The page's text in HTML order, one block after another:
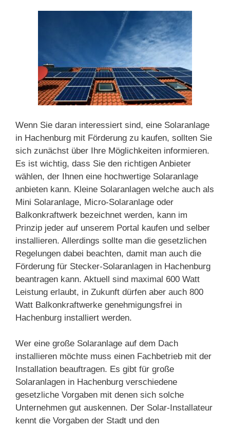
Wenn Sie daran interessiert sind, eine Solaranlage
in Hachenburg mit Förderung zu kaufen, sollten Sie
sich zunächst über Ihre Möglichkeiten informieren.
Es ist wichtig, dass Sie den richtigen Anbieter
wählen, der Ihnen eine hochwertige Solaranlage
anbieten kann. Kleine Solaranlagen welche auch als
Mini Solaranlage, Micro-Solaranlage oder
Balkonkraftwerk bezeichnet werden, kann im
Prinzip jeder auf unserem Portal kaufen und selber
installieren. Allerdings sollte man die gesetzlichen
Regelungen dabei beachten, damit man auch die
Förderung für Stecker-Solaranlagen in Hachenburg
beantragen kann. Aktuell sind maximal 600 Watt
Leistung erlaubt, in Zukunft dürfen aber auch 800
Watt Balkonkraftwerke genehmigungsfrei in
Hachenburg installiert werden.
Wer eine große Solaranlage auf dem Dach
installieren möchte muss einen Fachbetrieb mit der
Installation beauftragen. Es gibt für große
Solaranlagen in Hachenburg verschiedene
gesetzliche Vorgaben mit denen sich solche
Unternehmen gut auskennen. Der Solar-Installateur
kennt die Vorgaben der Stadt und den